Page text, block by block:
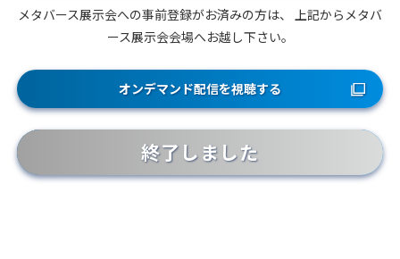
メタバース展示会への事前登録がお済みの方は、 上記からメタバ
ース展示会会場へお越し下さい。
オンデマンド配信を視聴する
終了しました